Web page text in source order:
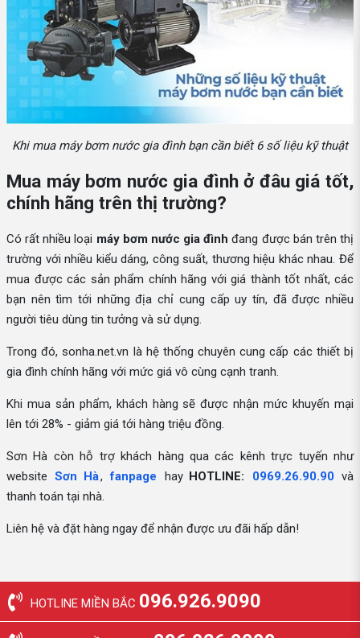
Khi mua máy bơm nước gia đình bạn cần biết 6 số liệu kỹ thuật
Mua máy bơm nước gia đình ở đâu giá tốt,
chính hãng trên thị trường?
Có rất nhiều loại máy bơm nước gia đình đang được bán trên thị
trường với nhiều kiểu dáng, công suất, thương hiệu khác nhau. Để
mua được các sản phẩm chính hãng với giá thành tốt nhất, các
bạn nên tìm tới những địa chỉ cung cấp uy tín, đã được nhiều
người tiêu dùng tin tưởng và sử dụng.
Trong đó, sonha.net.vn là hệ thống chuyên cung cấp các thiết bị
gia đình chính hãng với mức giá vô cùng cạnh tranh.
Khi mua sản phẩm, khách hàng sẽ được nhận mức khuyến mại
lên tới 28% - giảm giá tới hàng triệu đồng.
Sơn Hà còn hỗ trợ khách hàng qua các kênh trực tuyến như
website Sơn Hà, fanpage hay HOTLINE: 0969.26.90.90 và
thanh toán tại nhà.
Liên hệ và đặt hàng ngay để nhận được ưu đãi hấp dẫn!
HOTLINE MIỀN BẮC 096.926.9090